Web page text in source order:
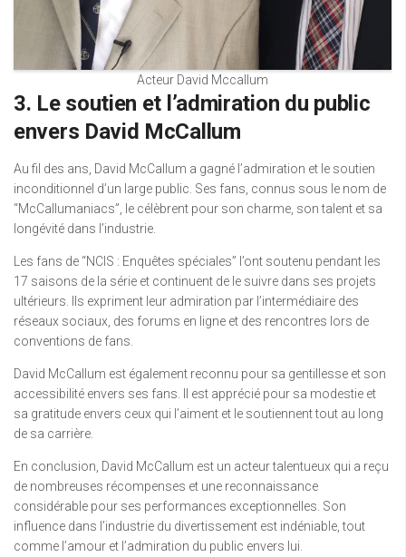
Acteur David Mccallum
3. Le soutien et l’admiration du public
envers David McCallum
Au fil des ans, David McCallum a gagné l’admiration et le soutien
inconditionnel d’un large public. Ses fans, connus sous le nom de
“McCallumaniacs”, le célèbrent pour son charme, son talent et sa
longévité dans l’industrie.
Les fans de “NCIS : Enquêtes spéciales” l’ont soutenu pendant les
17 saisons de la série et continuent de le suivre dans ses projets
ultérieurs. Ils expriment leur admiration par l’intermédiaire des
réseaux sociaux, des forums en ligne et des rencontres lors de
conventions de fans.
David McCallum est également reconnu pour sa gentillesse et son
accessibilité envers ses fans. Il est apprécié pour sa modestie et
sa gratitude envers ceux qui l’aiment et le soutiennent tout au long
de sa carrière.
En conclusion, David McCallum est un acteur talentueux qui a reçu
de nombreuses récompenses et une reconnaissance
considérable pour ses performances exceptionnelles. Son
influence dans l’industrie du divertissement est indéniable, tout
comme l’amour et l’admiration du public envers lui.